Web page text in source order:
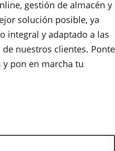
gestión de almacén y
solución posible, ya
integral y adaptado a las
nuestros clientes. Ponte
pon en marcha tu